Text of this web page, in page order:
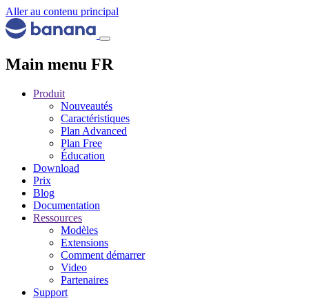
Aller au contenu principal
Main menu FR
Produit
Nouveautés
Caractéristiques
Plan Advanced
Plan Free
Éducation
Download
Prix
Blog
Documentation
Ressources
Modèles
Extensions
Comment démarrer
Video
Partenaires
Support